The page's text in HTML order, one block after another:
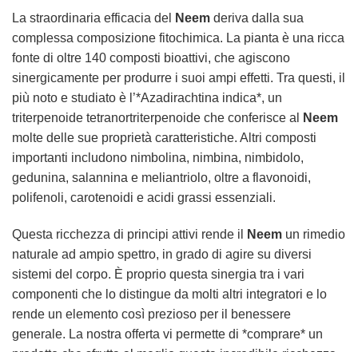
La straordinaria efficacia del
Neem deriva dalla sua
complessa composizione fitochimica. La pianta è una ricca
fonte di oltre 140 composti bioattivi, che agiscono
sinergicamente per produrre i suoi ampi effetti. Tra questi, il
più noto e studiato è l’*Azadirachtina indica*, un
triterpenoide tetranortriterpenoide che conferisce al
Neem
molte delle sue proprietà caratteristiche. Altri composti
importanti includono nimbolina, nimbina, nimbidolo,
gedunina, salannina e meliantriolo, oltre a flavonoidi,
polifenoli, carotenoidi e acidi grassi essenziali.
Questa ricchezza di principi attivi rende il Neem un rimedio
naturale ad ampio spettro, in grado di agire su diversi
sistemi del corpo. È proprio questa sinergia tra i vari
componenti che lo distingue da molti altri integratori e lo
rende un elemento così prezioso per il benessere
generale. La nostra offerta vi permette di *comprare* un